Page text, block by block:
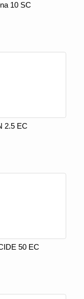
10 SC
2.5 EC
50 EC